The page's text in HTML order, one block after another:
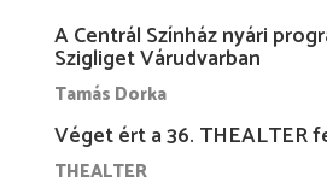
A Centrál Színház nyári
Szigliget Várudvarban
Tamás Dorka
Véget ért a 36. THEALTER
THEALTER